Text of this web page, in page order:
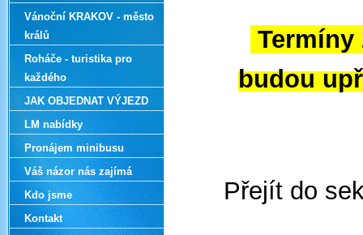
Termíny
budou
Přejít do
Vánoční KRAKOV - město
králů
Roháče - turistika pro
každého
JAK OBJEDNAT VÝJEZD
LM nabídky
Pronájem minibusu
Váš názor nás zajímá
Kdo jsme
Kontakt